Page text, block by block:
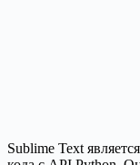
Sublime Text